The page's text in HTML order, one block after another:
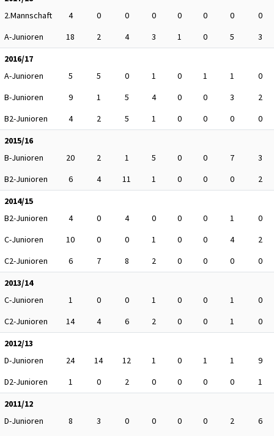
2.Mannschaft
4 0 0 0 0 0 0
0
A-Junioren
18 2 4 3 1 0 5
3
2016/17
A-Junioren
5 5 0 1 0 1 1
0
B-Junioren
9 1 5 4 0 0 3
2
B2-Junioren
4 2 5 1 0 0 0
0
2015/16
B-Junioren
20 2 1 5 0 0 7
3
B2-Junioren
6 4 11 1 0 0 0
2
2014/15
B2-Junioren
4 0 4 0 0 0 1
0
C-Junioren
10 0 0 1 0 0 4
2
C2-Junioren
6 7 8 2 0 0 0
0
2013/14
C-Junioren
1 0 0 1 0 0 1
0
C2-Junioren
14 4 6 2 0 0 1
0
2012/13
D-Junioren
24 14 12 1 0 1 1
9
D2-Junioren
1 0 2 0 0 0 0
1
2011/12
D-Junioren
8 3 0 0 0 0 2 6